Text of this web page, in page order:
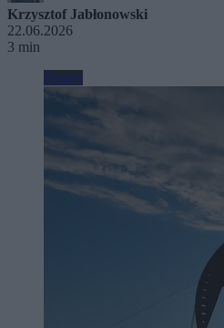
Krzysztof Jabłonowski
22.06.2026
3 min
Biznes